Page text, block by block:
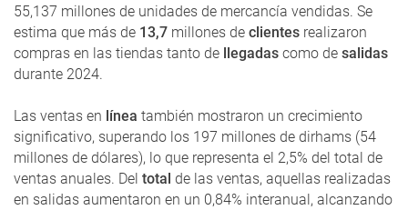
55,137 millones de unidades de mercancía vendidas. Se
estima que más de 13,7 millones de clientes realizaron
compras en las tiendas tanto de llegadas como de salidas
durante 2024.
Las ventas en línea también mostraron un crecimiento
significativo, superando los 197 millones de dirhams (54
millones de dólares), lo que representa el 2,5% del total de
ventas anuales. Del total de las ventas, aquellas realizadas
en salidas aumentaron en un 0,84% interanual, alcanzando